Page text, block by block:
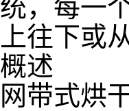
统，每一
上往下或
概述
网带式烘